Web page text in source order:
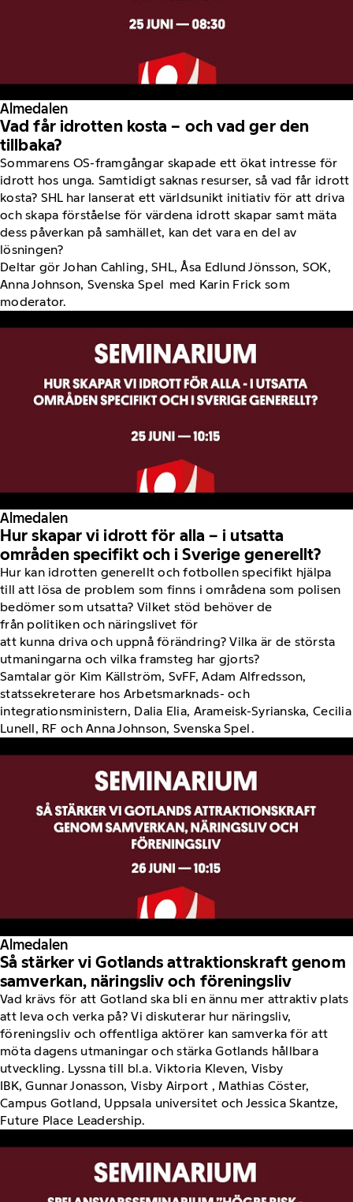
Almedalen
Vad får idrotten kosta – och vad ger den
tillbaka?
Sommarens OS-framgångar skapade ett ökat intresse för
idrott hos unga. Samtidigt saknas resurser, så vad får idrott
kosta? SHL har lanserat ett världsunikt initiativ för att driva
och skapa förståelse för värdena idrott skapar samt mäta
dess påverkan på samhället, kan det vara en del av
lösningen?
Deltar gör Johan Cahling, SHL, Åsa Edlund Jönsson, SOK,
Anna Johnson, Svenska Spel med Karin Frick som
moderator.
Almedalen
Hur skapar vi idrott för alla – i utsatta
områden specifikt och i Sverige generellt?
Hur kan idrotten generellt och fotbollen specifikt hjälpa
till att lösa de problem som finns i områdena som polisen
bedömer som utsatta? Vilket stöd behöver de
från politiken och näringslivet för
att kunna driva och uppnå förändring? Vilka är de största
utmaningarna och vilka framsteg har gjorts?
Samtalar gör Kim Källström, SvFF, Adam Alfredsson,
statssekreterare hos Arbetsmarknads- och
integrationsministern, Dalia Elia, Arameisk-Syrianska, Cecilia
Lunell, RF och Anna Johnson, Svenska Spel .
Almedalen
Så stärker vi Gotlands attraktionskraft genom
samverkan, näringsliv och föreningsliv
Vad krävs för att Gotland ska bli en ännu mer attraktiv plats
att leva och verka på? Vi diskuterar hur näringsliv,
föreningsliv och offentliga aktörer kan samverka för att
möta dagens utmaningar och stärka Gotlands hållbara
utveckling. Lyssna till bl.a. Viktoria Kleven, Visby
IBK, Gunnar Jonasson, Visby Airport , Mathias Cöster,
Campus Gotland, Uppsala universitet och Jessica Skantze,
Future Place Leadership.